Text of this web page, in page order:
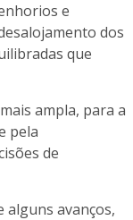
e
dos
que
ampla, para a
pela
de
alguns avanços,